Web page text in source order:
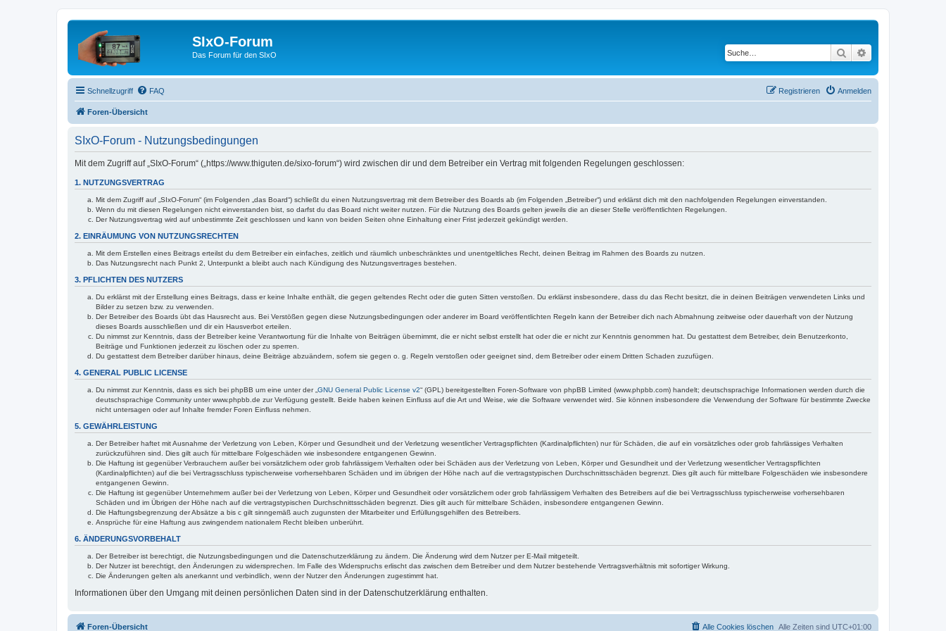
SIxO-Forum
Das Forum für den SIxO Suche
Schnellzugriff FAQ Anmelden
Registrieren
Foren-Übersicht
SIxO-Forum - Nutzungsbedingungen
Mit dem Zugriff auf „SIxO-Forum“ („https://www.thiguten.de/sixo-forum“) wird zwischen dir und dem Betreiber ein Vertrag mit folgenden Regelungen geschlossen:
1. NUTZUNGSVERTRAG
Mit dem Zugriff auf „SIxO-Forum“ (im Folgenden „das Board“) schließt du einen Nutzungsvertrag mit dem Betreiber des Boards ab (im Folgenden „Betreiber“) und erklärst dich mit den nachfolgenden Regelungen einverstanden.
Wenn du mit diesen Regelungen nicht einverstanden bist, so darfst du das Board nicht weiter nutzen. Für die Nutzung des Boards gelten jeweils die an dieser Stelle veröffentlichten Regelungen.
Der Nutzungsvertrag wird auf unbestimmte Zeit geschlossen und kann von beiden Seiten ohne Einhaltung einer Frist jederzeit gekündigt werden.
2. EINRÄUMUNG VON NUTZUNGSRECHTEN
Mit dem Erstellen eines Beitrags erteilst du dem Betreiber ein einfaches, zeitlich und räumlich unbeschränktes und unentgeltliches Recht, deinen Beitrag im Rahmen des Boards zu nutzen.
Das Nutzungsrecht nach Punkt 2, Unterpunkt a bleibt auch nach Kündigung des Nutzungsvertrages bestehen.
3. PFLICHTEN DES NUTZERS
Du erklärst mit der Erstellung eines Beitrags, dass er keine Inhalte enthält, die gegen geltendes Recht oder die guten Sitten verstoßen. Du erklärst insbesondere, dass du das Recht besitzt, die in deinen Beiträgen verwendeten Links und
Bilder zu setzen bzw. zu verwenden.
Der Betreiber des Boards übt das Hausrecht aus. Bei Verstößen gegen diese Nutzungsbedingungen oder anderer im Board veröffentlichten Regeln kann der Betreiber dich nach Abmahnung zeitweise oder dauerhaft von der Nutzung
dieses Boards ausschließen und dir ein Hausverbot erteilen.
Du nimmst zur Kenntnis, dass der Betreiber keine Verantwortung für die Inhalte von Beiträgen übernimmt, die er nicht selbst erstellt hat oder die er nicht zur Kenntnis genommen hat. Du gestattest dem Betreiber, dein Benutzerkonto,
Beiträge und Funktionen jederzeit zu löschen oder zu sperren.
Du gestattest dem Betreiber darüber hinaus, deine Beiträge abzuändern, sofern sie gegen o. g. Regeln verstoßen oder geeignet sind, dem Betreiber oder einem Dritten Schaden zuzufügen.
4. GENERAL PUBLIC LICENSE
Du nimmst zur Kenntnis, dass es sich bei phpBB um eine unter der „ GNU General Public License v2“ (GPL) bereitgestellten Foren-Software von phpBB Limited (www.phpbb.com) handelt; deutschsprachige Informationen werden durch die
deutschsprachige Community unter www.phpbb.de zur Verfügung gestellt. Beide haben keinen Einfluss auf die Art und Weise, wie die Software verwendet wird. Sie können insbesondere die Verwendung der Software für bestimmte Zwecke
nicht untersagen oder auf Inhalte fremder Foren Einfluss nehmen.
5. GEWÄHRLEISTUNG
Der Betreiber haftet mit Ausnahme der Verletzung von Leben, Körper und Gesundheit und der Verletzung wesentlicher Vertragspflichten (Kardinalpflichten) nur für Schäden, die auf ein vorsätzliches oder grob fahrlässiges Verhalten
zurückzuführen sind. Dies gilt auch für mittelbare Folgeschäden wie insbesondere entgangenen Gewinn.
Die Haftung ist gegenüber Verbrauchern außer bei vorsätzlichem oder grob fahrlässigem Verhalten oder bei Schäden aus der Verletzung von Leben, Körper und Gesundheit und der Verletzung wesentlicher Vertragspflichten
(Kardinalpflichten) auf die bei Vertragsschluss typischerweise vorhersehbaren Schäden und im übrigen der Höhe nach auf die vertragstypischen Durchschnittsschäden begrenzt. Dies gilt auch für mittelbare Folgeschäden wie insbesondere
entgangenen Gewinn.
Die Haftung ist gegenüber Unternehmern außer bei der Verletzung von Leben, Körper und Gesundheit oder vorsätzlichem oder grob fahrlässigem Verhalten des Betreibers auf die bei Vertragsschluss typischerweise vorhersehbaren
Schäden und im Übrigen der Höhe nach auf die vertragstypischen Durchschnittsschäden begrenzt. Dies gilt auch für mittelbare Schäden, insbesondere entgangenen Gewinn.
Die Haftungsbegrenzung der Absätze a bis c gilt sinngemäß auch zugunsten der Mitarbeiter und Erfüllungsgehilfen des Betreibers.
Ansprüche für eine Haftung aus zwingendem nationalem Recht bleiben unberührt.
6. ÄNDERUNGSVORBEHALT
Der Betreiber ist berechtigt, die Nutzungsbedingungen und die Datenschutzerklärung zu ändern. Die Änderung wird dem Nutzer per E-Mail mitgeteilt.
Der Nutzer ist berechtigt, den Änderungen zu widersprechen. Im Falle des Widerspruchs erlischt das zwischen dem Betreiber und dem Nutzer bestehende Vertragsverhältnis mit sofortiger Wirkung.
Die Änderungen gelten als anerkannt und verbindlich, wenn der Nutzer den Änderungen zugestimmt hat.
Informationen über den Umgang mit deinen persönlichen Daten sind in der Datenschutzerklärung enthalten.
Foren-Übersicht Alle Zeiten sind UTC+01:00
Alle Cookies löschen